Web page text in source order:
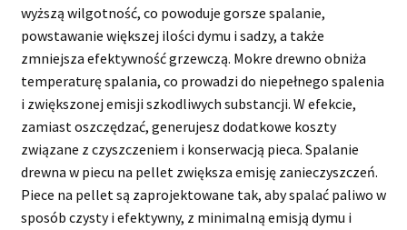
wyższą wilgotność, co powoduje gorsze spalanie,
powstawanie większej ilości dymu i sadzy, a także
zmniejsza efektywność grzewczą. Mokre drewno obniża
temperaturę spalania, co prowadzi do niepełnego spalenia
i zwiększonej emisji szkodliwych substancji. W efekcie,
zamiast oszczędzać, generujesz dodatkowe koszty
związane z czyszczeniem i konserwacją pieca. Spalanie
drewna w piecu na pellet zwiększa emisję zanieczyszczeń.
Piece na pellet są zaprojektowane tak, aby spalać paliwo w
sposób czysty i efektywny, z minimalną emisją dymu i